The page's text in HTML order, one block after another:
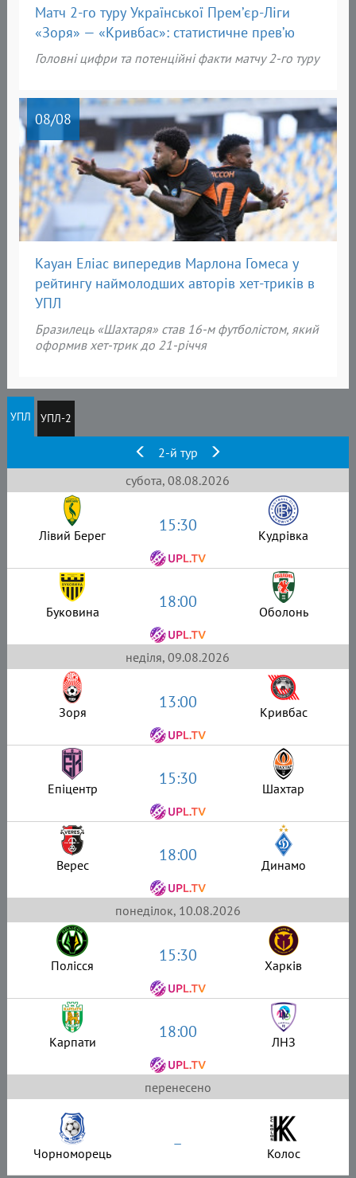
Матч 2-го туру Української Прем’єр-Ліги
«Зоря» — «Кривбас»: статистичне прев’ю
Головні цифри та потенційні факти матчу 2-го туру
08/08
Кауан Еліас випередив Марлона Гомеса у
рейтингу наймолодших авторів хет-триків в
УПЛ
Бразилець «Шахтаря» став 16-м футболістом, який
оформив хет-трик до 21-річчя
УПЛ УПЛ-2
2-й тур
субота, 08.08.2026
Лівий Берег 15:30 Кудрівка
Буковина 18:00 Оболонь
неділя, 09.08.2026
Зоря 13:00 Кривбас
Епіцентр 15:30 Шахтар
Верес 18:00 Динамо
понеділок, 10.08.2026
Полісся 15:30 Харків
Карпати 18:00 ЛНЗ
перенесено
Чорноморець – Колос